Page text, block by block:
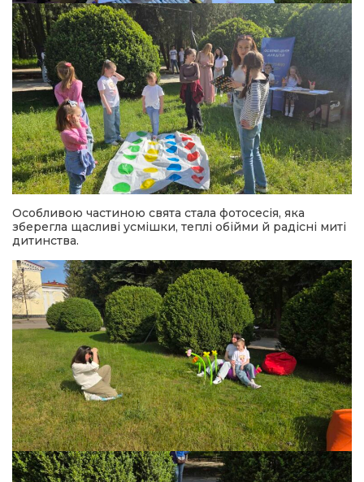
Особливою частиною свята стала фотосесія, яка
зберегла щасливі усмішки, теплі обійми й радісні миті
дитинства.